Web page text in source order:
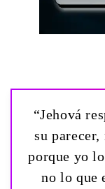
“Jehová
su
porque yo
no lo que